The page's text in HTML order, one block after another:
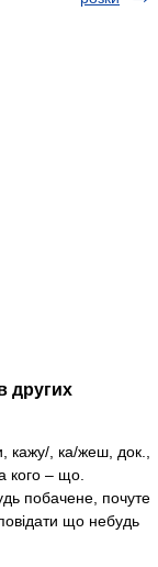
других
, ка/жеш, док.,
кого – що.
побачене, почуте
що небудь